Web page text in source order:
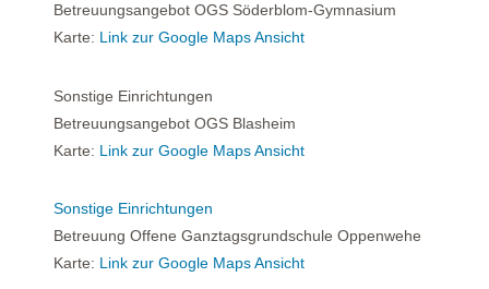
Betreuungsangebot OGS Söderblom-Gymnasium
Karte: Link zur Google Maps Ansicht
Sonstige Einrichtungen
Betreuungsangebot OGS Blasheim
Karte: Link zur Google Maps Ansicht
Sonstige Einrichtungen
Betreuung Offene Ganztagsgrundschule Oppenwehe
Karte: Link zur Google Maps Ansicht